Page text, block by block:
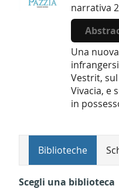
narrativa
Una
Vestrit,
Vivacia, e
in
Biblioteche
Scegli una biblioteca